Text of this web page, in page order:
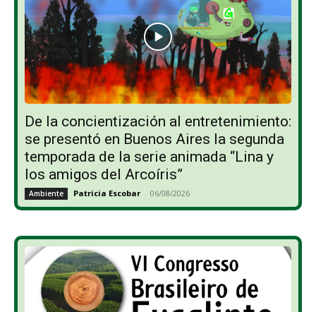
De la concientización al entretenimiento:
se presentó en Buenos Aires la segunda
temporada de la serie animada “Lina y
los amigos del Arcoíris”
Ambiente Patricia Escobar - 06/08/2026